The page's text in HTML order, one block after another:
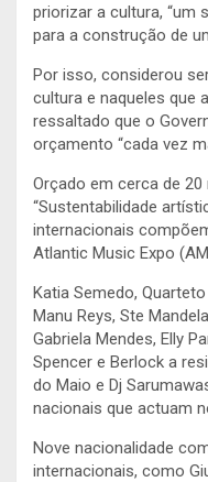
priorizar a cultura, “um
para a construção de
Por isso, considerou
cultura e naqueles que
ressaltado que o
orçamento “cada vez
Orçado em cerca de
“Sustentabilidade
internacionais
Atlantic Music Expo
Katia Semedo,
Manu Reys, Ste
Gabriela Mendes, Elly
Spencer e Berlock a
do Maio e Dj
nacionais que actuam
Nove nacionalidade
internacionais, como